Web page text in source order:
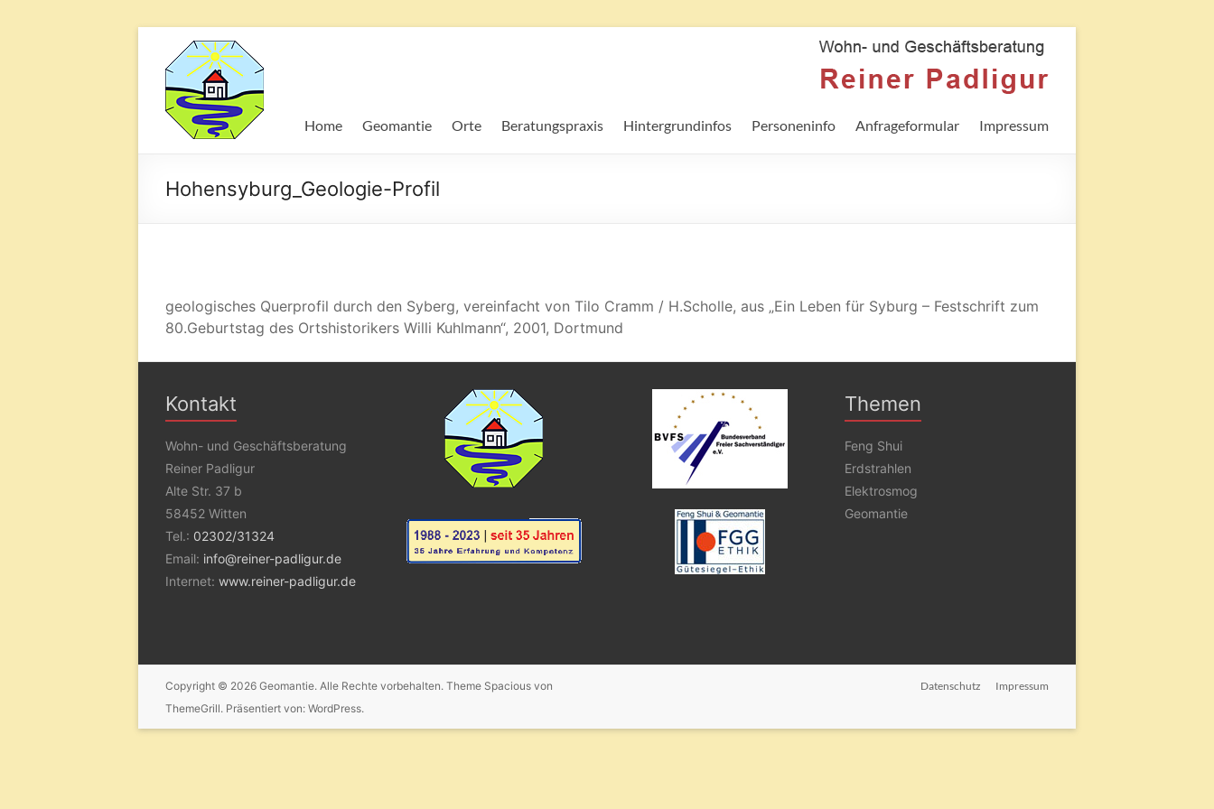
Geomantie
Kraftorte
und
auf
Home Geomantie Orte Beratungspraxis Hintergrundinfos Personeninfo Anfrageformular Impressum
Hohensyburg_Geologie-Profil
geologisches Querprofil durch den Syberg, vereinfacht von Tilo Cramm / H.Scholle, aus „Ein Leben für Syburg – Festschrift zum
80.Geburtstag des Ortshistorikers Willi Kuhlmann“, 2001, Dortmund
Kontakt
Wohn- und Geschäftsberatung
Reiner Padligur
Alte Str. 37 b
58452 Witten
Tel.: 02302/31324
Email: info@reiner-padligur.de
Internet: www.reiner-padligur.de
Themen
Feng Shui
Erdstrahlen
Elektrosmog
Geomantie
Copyright © 2026 Geomantie. Alle Rechte vorbehalten. Theme Spacious von
ThemeGrill. Präsentiert von: WordPress.
Datenschutz Impressum